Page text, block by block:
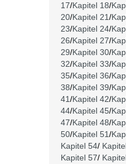
17/Kapitel 18/
20/Kapitel 21/
23/Kapitel 24/
26/Kapitel 27/
29/Kapitel 30/
32/Kapitel 33/
35/Kapitel 36/
38/Kapitel 39/
41/Kapitel 42/
44/Kapitel 45/
47/Kapitel 48/
50/Kapitel 51/
Kapitel 54/
Kapitel 57/